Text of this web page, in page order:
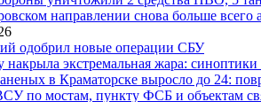
направлении снова больше
одобрил новые операции СБУ
накрыла экстремальная жара: синоптики
в Краматорске выросло до 24:
по мостам, пункту ФСБ и объектам